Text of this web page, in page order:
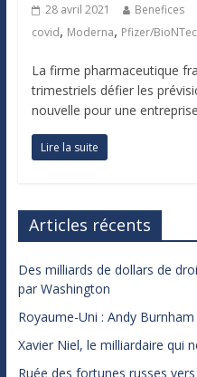
28 avril 2021 Benefices
covid, Moderna, Pfizer/
La firme pharmaceutique
trimestriels défier les
nouvelle pour une
Lire la suite
Articles récents
Des milliards de dollars de
par Washington
Royaume-Uni : Andy
Xavier Niel, le milliardaire qui
Ruée des fortunes russes vers